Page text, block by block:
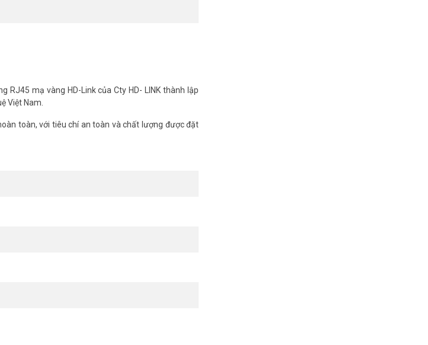
RJ45 mạ vàng HD-Link của Cty HD- LINK thành lập
Việt Nam.
toàn, với tiêu chí an toàn và chất lượng được đặt